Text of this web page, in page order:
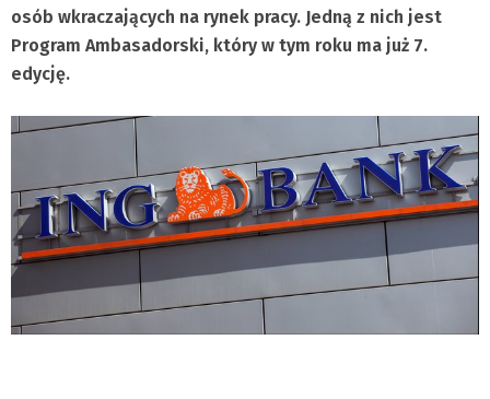
osób wkraczających na rynek pracy. Jedną z nich jest
Program Ambasadorski, który w tym roku ma już 7.
edycję.